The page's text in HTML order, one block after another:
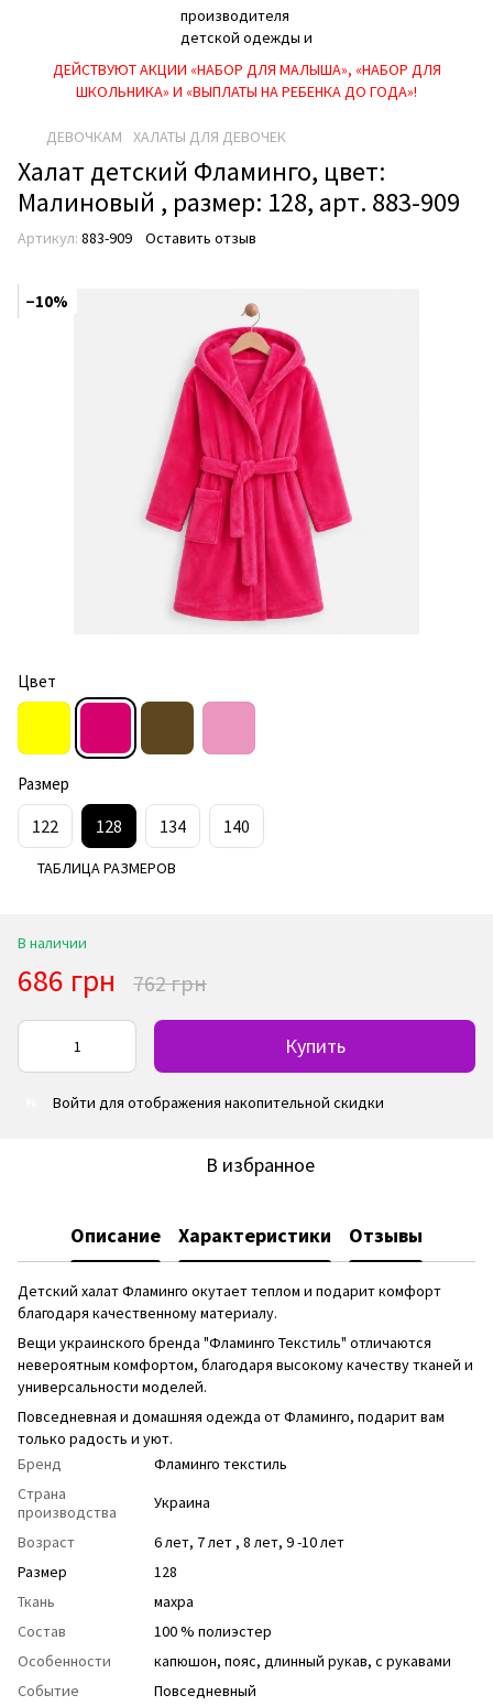
ДЕЙСТВУЮТ АКЦИИ «НАБОР ДЛЯ МАЛЫША», «НАБОР ДЛЯ
ШКОЛЬНИКА» И «ВЫПЛАТЫ НА РЕБEНКА ДО ГОДА»!
ДЕВОЧКАМ ХАЛАТЫ ДЛЯ ДЕВОЧЕК
Халат детский Фламинго, цвет:
Малиновый , размер: 128, арт. 883-909
Артикул: 883-909 Оставить отзыв
−10%
Цвет
Размер
122 128 134 140
ТАБЛИЦА РАЗМЕРОВ
В наличии
686 грн 762 грн
Купить
Войти для отображения накопительной скидки
В избранное
Описание Характеристики Отзывы
Детский халат Фламинго окутает теплом и подарит комфорт
благодаря качественному материалу.
Вещи украинского бренда "Фламинго Текстиль" отличаются
невероятным комфортом, благодаря высокому качеству тканей и
универсальности моделей.
Повседневная и домашняя одежда от Фламинго, подарит вам
только радость и уют.
Бренд
Фламинго текстиль
Страна
производства
Украина
Возраст
6 лет, 7 лет , 8 лет, 9 -10 лет
Размер
128
Ткань
махра
Состав
100 % полиэстер
Особенности
капюшон, пояс, длинный рукав, с рукавами
Событие
Повседневный